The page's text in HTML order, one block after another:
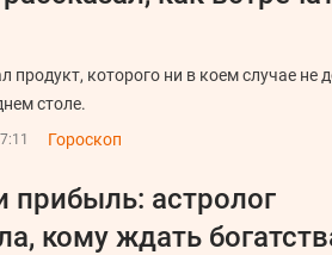
продукт, которого ни в коем случае не
столе.
Гороскоп
астролог
кому ждать